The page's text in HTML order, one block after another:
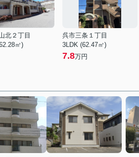
北２丁目
㎡)
呉市三条１丁目
3LDK (62.47㎡)
7.8万円